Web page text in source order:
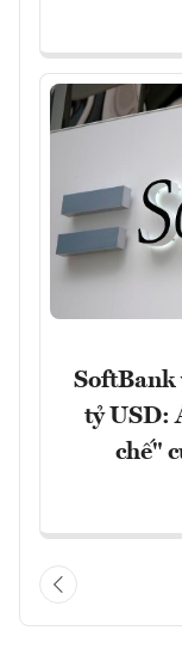
SoftBank
tỷ USD:
chế"